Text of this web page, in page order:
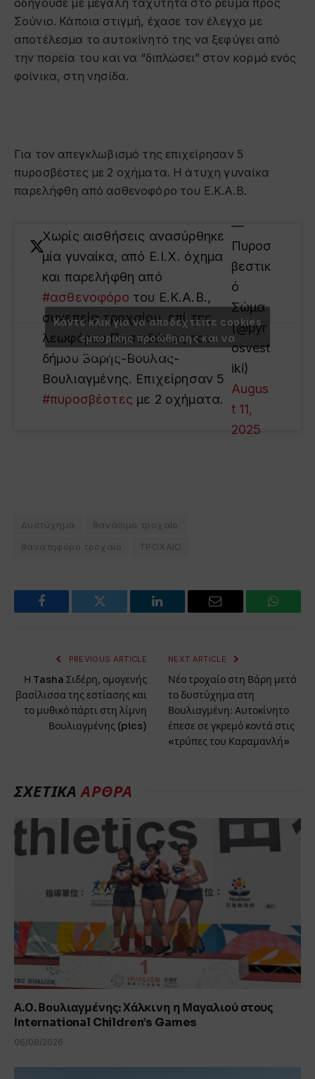
οδηγούσε με μεγάλη ταχύτητα στο ρεύμα προς
Σούνιο. Κάποια στιγμή, έχασε τον έλεγχο με
αποτέλεσμα το αυτοκίνητό της να ξεφύγει από
την πορεία του και να “διπλώσει” στον κορμό ενός
φοίνικα, στη νησίδα.
Για τον απεγκλωβισμό της επιχείρησαν 5
πυροσβέστες με 2 οχήματα. Η άτυχη γυναίκα
παρελήφθη από ασθενοφόρο του Ε.Κ.Α.Β.
Χωρίς αισθήσεις ανασύρθηκε
μία γυναίκα, από Ε.Ι.Χ. όχημα
και παρελήφθη από
#ασθενοφόρο του Ε.Κ.Α.Β.,
συνεπεία τροχαίου, επί της
λεωφόρου Ποσειδώνος του
δήμου Βάρης-Βούλας-
Βουλιαγμένης. Επιχείρησαν 5
#πυροσβέστες με 2 οχήματα.
—
Πυροσ
βεστικ
ό
Σώμα
(@pyr
osvest
iki)
Augus
t 11,
2025
Κάντε κλικ για να αποδεχτείτε cookies
εμπορικής προώθησης και να
ενεργοποιήσετε αυτό το περιεχόμενο
Δυστύχημα
θανάσιμο τροχαίο
θανατηφόρο τροχαίο
ΤΡΟΧΑΙΟ
Facebook Twitter LinkedIn Email
PREVIOUS ARTICLE
Η Tasha Σιδέρη, ομογενής
βασίλισσα της εστίασης και
το μυθικό πάρτι στη λίμνη
Βουλιαγμένης (pics)
NEXT ARTICLE
Νέο τροχαίο στη Βάρη μετά
το δυστύχημα στη
Βουλιαγμένη: Αυτοκίνητο
έπεσε σε γκρεμό κοντά στις
«τρύπες του Καραμανλή»
ΣΧΕΤΙΚΑΑΡΘΡΑ
Α.Ο. Βουλιαγμένης: Χάλκινη η Μαγαλιού στους
International Children’s Games
06/08/2026